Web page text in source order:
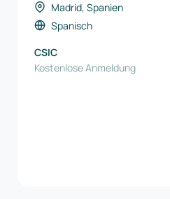
recursos naturales
Madrid, Spanien
Spanisch
CSIC
Kostenlose Anmeldung